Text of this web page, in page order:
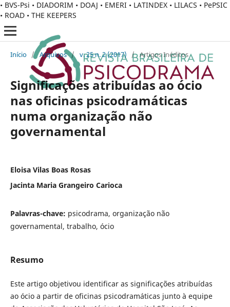
• BVS-Psi • DIADORIM • DOAJ • EMERI • LATINDEX • LILACS • PePSIC
• ROAD • THE KEEPERS
Início / Arquivos / v. 25 n. 2 (2017) / Artigos Inéditos
Significações atribuídas ao ócio
nas oficinas psicodramáticas
numa organização não
governamental
Eloisa Vilas Boas Rosas
Jacinta Maria Grangeiro Carioca
Palavras-chave: psicodrama, organização não
governamental, trabalho, ócio
Resumo
Este artigo objetivou identificar as significações atribuídas
ao ócio a partir de oficinas psicodramáticas junto à equipe